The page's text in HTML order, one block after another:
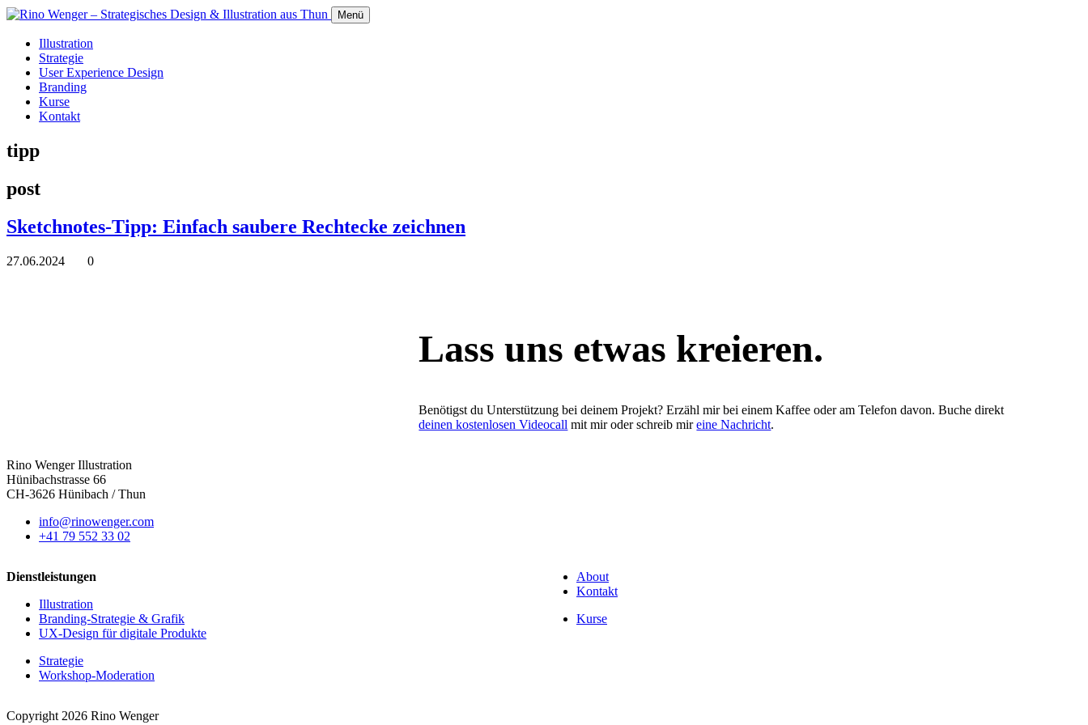
Menü
Illustration
Strategie
User Experience Design
Branding
Kurse
Kontakt
tipp
post
Sketchnotes-Tipp: Einfach saubere Rechtecke zeichnen
27.06.2024 0
Lass uns etwas kreieren.
Benötigst du Unterstützung bei deinem Projekt? Erzähl mir bei einem Kaffee oder am Telefon davon. Buche direkt
deinen kostenlosen Videocall mit mir oder schreib mireine Nachricht.
Rino Wenger Illustration
Hünibachstrasse 66
CH-3626 Hünibach / Thun
info@rinowenger.com
+41 79 552 33 02
Dienstleistungen
Illustration
Branding-Strategie & Grafik
UX-Design für digitale Produkte
Strategie
Workshop-Moderation
About
Kontakt
Kurse
Copyright 2026 Rino Wenger